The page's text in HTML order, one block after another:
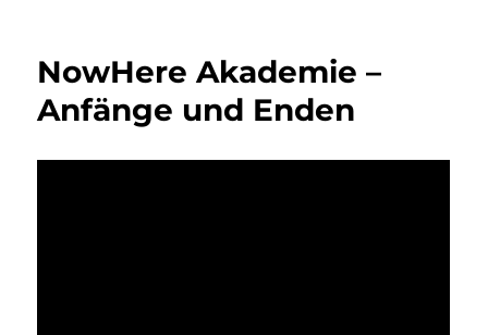
NowHere Akademie –
Anfänge und Enden